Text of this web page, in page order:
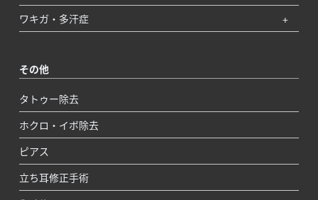
ワキガ・多汗症
その他
タトゥー除去
ホクロ・イボ除去
ピアス
立ち耳修正手術